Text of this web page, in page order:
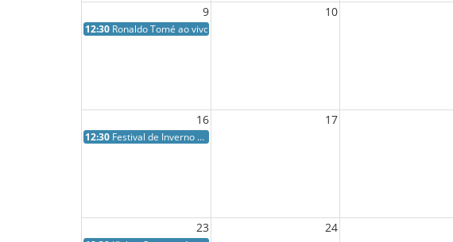
9 10
12:30 Ronaldo Tomé ao vivo...
16 17
12:30 Festival de Inverno ...
23 24